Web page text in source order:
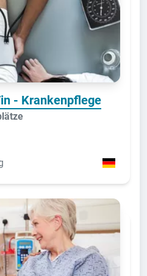
- Krankenpflege